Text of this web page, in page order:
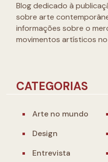
Blog dedicado à
sobre arte
informações sobre o
movimentos artísticos no
CATEGORIAS
Arte no mundo
Design
Entrevista